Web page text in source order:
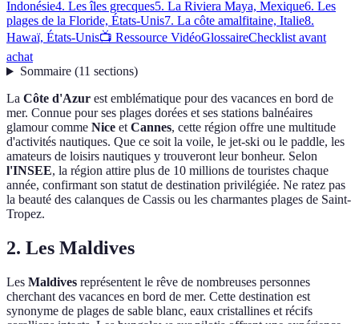
Indonésie4. Les îles grecques5. La Riviera Maya, Mexique6. Les
plages de la Floride, États-Unis7. La côte amalfitaine, Italie8.
Hawaï, États-Unis📺 Ressource VidéoGlossaireChecklist avant
achat
Sommaire(11 sections)
La Côte d'Azur est emblématique pour des vacances en bord de
mer. Connue pour ses plages dorées et ses stations balnéaires
glamour comme Nice etCannes, cette région offre une multitude
d'activités nautiques. Que ce soit la voile, le jet-ski ou le paddle, les
amateurs de loisirs nautiques y trouveront leur bonheur. Selon
l'INSEE, la région attire plus de 10 millions de touristes chaque
année, confirmant son statut de destination privilégiée. Ne ratez pas
la beauté des calanques de Cassis ou les charmantes plages de Saint-
Tropez.
2. Les Maldives
Les Maldives représentent le rêve de nombreuses personnes
cherchant des vacances en bord de mer. Cette destination est
synonyme de plages de sable blanc, eaux cristallines et récifs